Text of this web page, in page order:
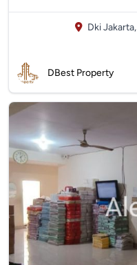
Dki Jakarta,
DBest Property